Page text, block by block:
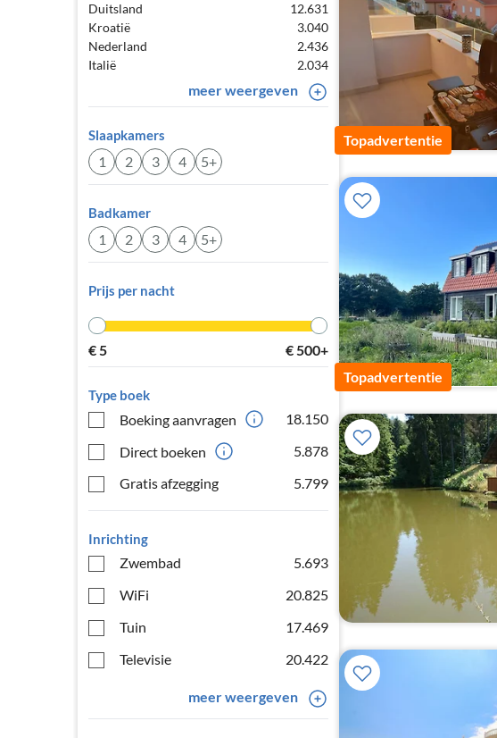
Duitsland
12.631
Kroatië
3.040
Nederland
2.436
Italië
2.034
meer weergeven
Slaapkamers
1 2 3 4 5+
Badkamer
1 2 3 4 5+
Prijs per nacht
€5 €500+
Type boek
Boeking aanvragen
18.150
Direct boeken
5.878
Gratis afzegging
5.799
Inrichting
Zwembad
5.693
WiFi
20.825
Tuin
17.469
Televisie
20.422
meer weergeven
Topadvertentie
Topadvertentie